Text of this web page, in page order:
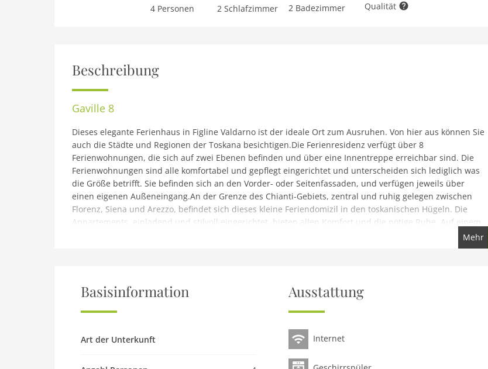
4 Personen 2 Schlafzimmer 2 Badezimmer Qualität
Beschreibung
Gaville 8
Dieses elegante Ferienhaus in Figline Valdarno ist der ideale Ort zum Ausruhen. Von hier aus können Sie
auch die Städte und Regionen der Toskana besichtigen.Die Ferienresidenz verfügt über 8
Ferienwohnungen, die sich auf zwei Ebenen befinden und über eine Innentreppe erreichbar sind. Die
Ferienwohnungen sind alle komfortabel und gepflegt eingerichtet und unterscheiden sich lediglich was
die Größe betrifft. Sie befinden sich an den Vorder- oder Seitenfassaden, und verfügen jeweils über
einen eigenen Außeneingang.An der Grenze des Chianti-Gebiets, zentral und ruhig gelegen zwischen
Florenz, Siena und Arezzo, befindet sich dieses kleine Feriendomizil in den toskanischen Hügeln. Die
Appartements, einladend und stilvoll eingerichtet, bieten allen Komfort und die nötige Ruhe. Auf einem
benachbarten Platz werden regelmäßig typische Dorffeste und Konzerte veranstaltet. Die Unterkunft ist
der ideale Ausgangspunkt für Ausflüge in wichtige, sehenswerte Städte und Gebiete der Toskana: Greve
Kirchen (Pievi Romaniche), alte Etruschi Routen, Weinproben und andere kulinarische Proben bei
bekannten toskanischen Bauernhöfen, Kunstkurse (Bildhauerei, Töpfern etc.) und auch Frühstück.
Parterre: (Wohnzimmer(TV(Satellit)), offene Küche(Kochplatte(4 Kochplatten, Gas), Kaffeemaschine,
Backofen, Mikrowelle, Spülmaschine), Badezimmer(Waschbecken, Toilette))In der 1. Etage:
(Schlafzimmer(Doppelbett), Schlafzimmer(Einzelbett, Einzelbett), Badezimmer(Dusche, Waschbecken,
Mehr
Basisinformation
Art der Unterkunft
Ausstattung
Internet